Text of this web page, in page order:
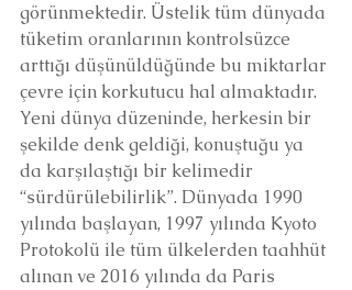
görünmektedir. Üstelik tüm dünyada
tüketim oranlarının kontrolsüzce
arttığı düşünüldüğünde bu miktarlar
çevre için korkutucu hal almaktadır.
Yeni dünya düzeninde, herkesin bir
şekilde denk geldiği, konuştuğu ya
da karşılaştığı bir kelimedir
“sürdürülebilirlik”. Dünyada 1990
yılında başlayan, 1997 yılında Kyoto
Protokolü ile tüm ülkelerden taahhüt
alınan ve 2016 yılında da Paris